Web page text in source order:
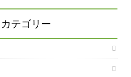
カテゴリー